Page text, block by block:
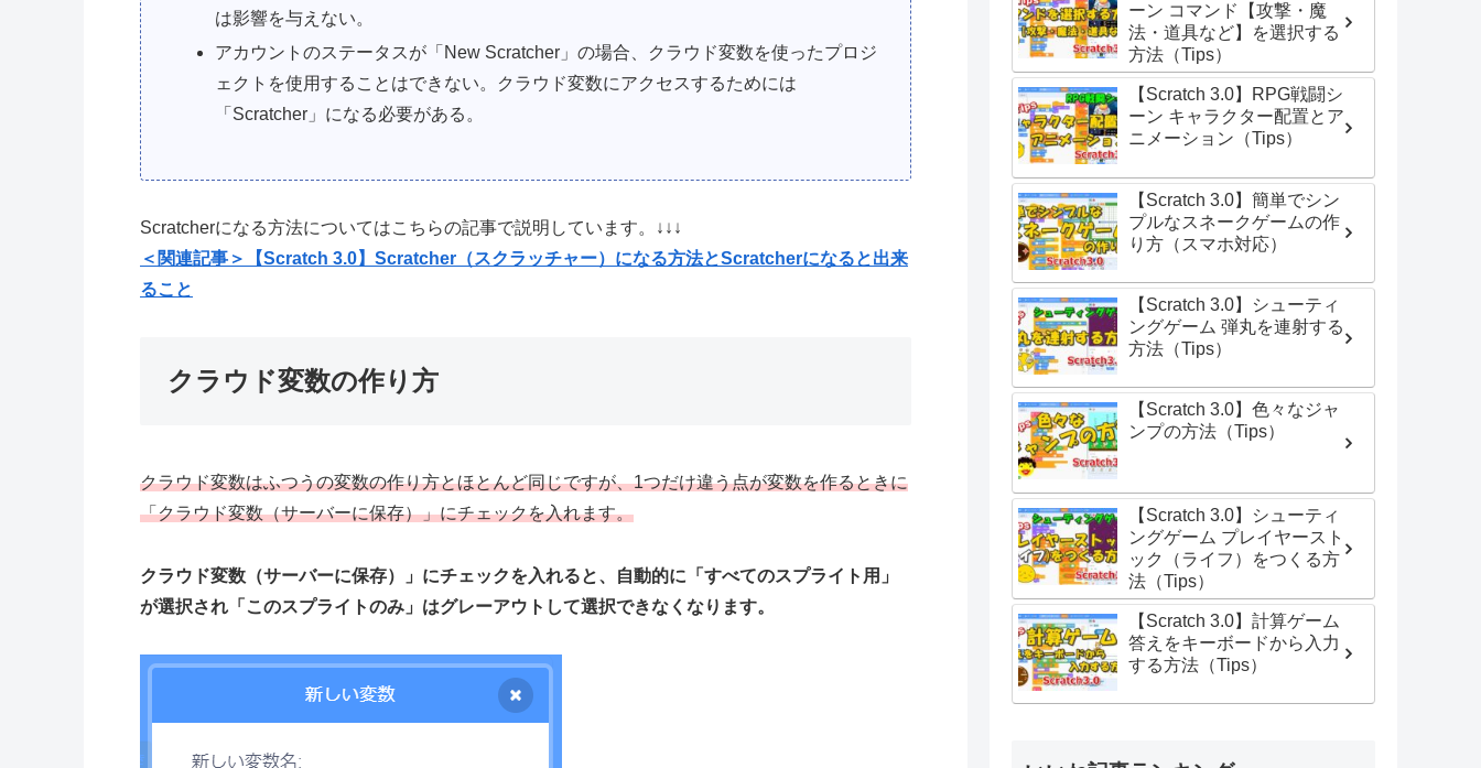
は影響を与えない。
アカウントのステータスが「New Scratcher」の場合、クラウド変数を使ったプロジ
ェクトを使用することはできない。クラウド変数にアクセスするためには
「Scratcher」になる必要がある。
Scratcherになる方法についてはこちらの記事で説明しています。↓↓↓
＜関連記事＞【Scratch 3.0】Scratcher（スクラッチャー）になる方法とScratcherになると出来
ること
クラウド変数の作り方
クラウド変数はふつうの変数の作り方とほとんど同じですが、1つだけ違う点が変数を作るときに
「クラウド変数（サーバーに保存）」にチェックを入れます。
クラウド変数（サーバーに保存）」にチェックを入れると、自動的に「すべてのスプライト用」
が選択され「このスプライトのみ」はグレーアウトして選択できなくなります。
ーン コマンド【攻撃・魔
法・道具など】を選択する
方法（Tips）
【Scratch 3.0】RPG戦闘シ
ーン キャラクター配置とア
ニメーション（Tips）
【Scratch 3.0】簡単でシン
プルなスネークゲームの作
り方（スマホ対応）
【Scratch 3.0】シューティ
ングゲーム 弾丸を連射する
方法（Tips）
【Scratch 3.0】色々なジャ
ンプの方法（Tips）
【Scratch 3.0】シューティ
ングゲーム プレイヤースト
ック（ライフ）をつくる方
法（Tips）
【Scratch 3.0】計算ゲーム
答えをキーボードから入力
する方法（Tips）